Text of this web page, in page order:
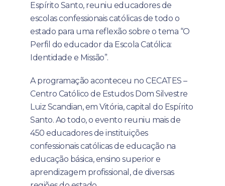
Espírito Santo, reuniu educadores de
escolas confessionais católicas de todo o
estado para uma reflexão sobre o tema “O
Perfil do educador da Escola Católica:
Identidade e Missão”.
A programação aconteceu no CECATES –
Centro Católico de Estudos Dom Silvestre
Luiz Scandian, em Vitória, capital do Espírito
Santo. Ao todo, o evento reuniu mais de
450 educadores de instituições
confessionais católicas de educação na
educação básica, ensino superior e
aprendizagem profissional, de diversas